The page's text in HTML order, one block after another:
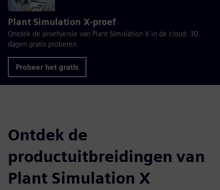
Plant Simulation X-proef
Ontdek de proefversie van Plant Simulation X in de cloud. 30
dagen gratis proberen.
Probeer het gratis
Ontdek de
productuitbreidingen van
Plant Simulation X